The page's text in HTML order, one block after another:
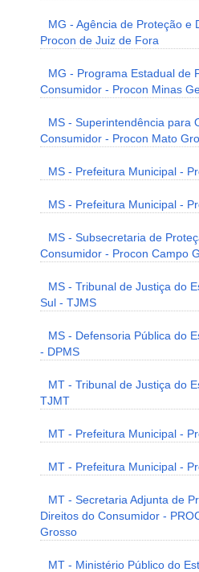
MG - Agência de Proteção e
Procon de Juiz de Fora
MG - Programa Estadual de
Consumidor - Procon Minas
MS - Superintendência para
Consumidor - Procon Mato
MS - Prefeitura Municipal -
MS - Prefeitura Municipal -
MS - Subsecretaria de
Consumidor - Procon Campo
MS - Tribunal de Justiça do
Sul - TJMS
MS - Defensoria Pública do
- DPMS
MT - Tribunal de Justiça do
TJMT
MT - Prefeitura Municipal -
MT - Prefeitura Municipal -
MT - Secretaria Adjunta de
Direitos do Consumidor -
Grosso
MT - Ministério Público do